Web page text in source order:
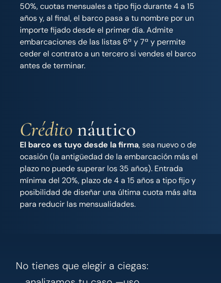
50%, cuotas mensuales a tipo fijo durante 4 a 15
años y, al final, el barco pasa a tu nombre por un
importe fijado desde el primer día. Admite
embarcaciones de las listas 6ª y 7ª y permite
ceder el contrato a un tercero si vendes el barco
antes de terminar.
Crédito náutico
El barco es tuyo desde la firma, sea nuevo o de
ocasión (la antigüedad de la embarcación más el
plazo no puede superar los 35 años). Entrada
mínima del 20%, plazo de 4 a 15 años a tipo fijo y
posibilidad de diseñar una última cuota más alta
para reducir las mensualidades.
No tienes que elegir a ciegas: